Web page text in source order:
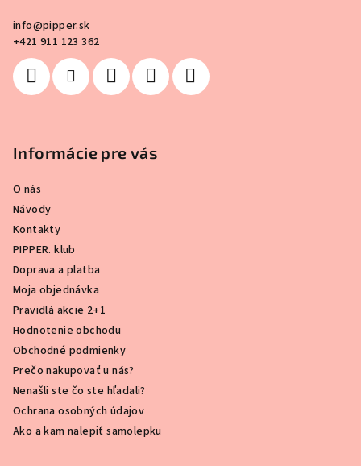
info@pipper.sk
+421 911 123 362
Informácie pre vás
O nás
Návody
Kontakty
PIPPER. klub
Doprava a platba
Moja objednávka
Pravidlá akcie 2+1
Hodnotenie obchodu
Obchodné podmienky
Prečo nakupovať u nás?
Nenašli ste čo ste hľadali?
Ochrana osobných údajov
Ako a kam nalepiť samolepku